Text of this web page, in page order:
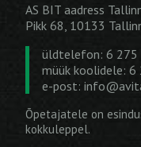
AS BIT aadress
Pikk 68, 10133
üldtelefon: 6 275
müük koolidele:
e-post:
Õpetajatele on
kokkuleppel.